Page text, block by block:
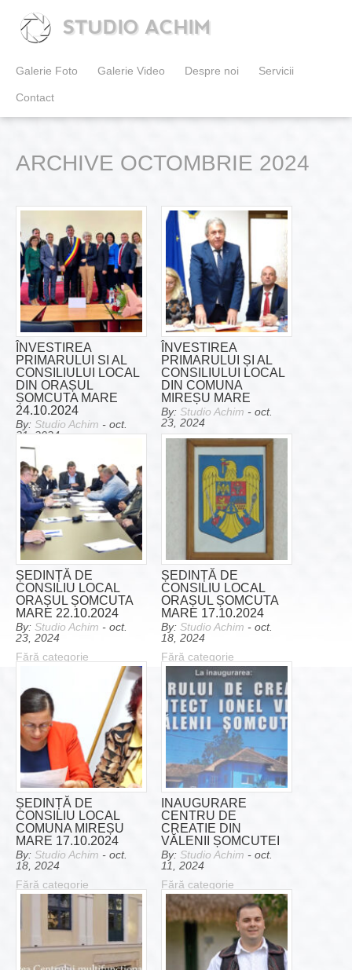
STUDIO ACHIM
Galerie Foto Galerie Video Despre noi Servicii
Contact
ARCHIVE OCTOMBRIE 2024
ÎNVESTIREA
PRIMARULUI SI AL
CONSILIULUI LOCAL
DIN ORAȘUL
ȘOMCUTA MARE
24.10.2024
By: Studio Achim - oct.
31, 2024
Fără categorie
ÎNVESTIREA
PRIMARULUI ȘI AL
CONSILIULUI LOCAL
DIN COMUNA
MIREȘU MARE
By: Studio Achim - oct.
23, 2024
Fără categorie
ȘEDINȚĂ DE
CONSILIU LOCAL
ORAȘUL ȘOMCUTA
MARE 22.10.2024
By: Studio Achim - oct.
23, 2024
Fără categorie
ȘEDINȚĂ DE
CONSILIU LOCAL
ORAȘUL ȘOMCUTA
MARE 17.10.2024
By: Studio Achim - oct.
18, 2024
Fără categorie
ȘEDINȚĂ DE
CONSILIU LOCAL
COMUNA MIREȘU
MARE 17.10.2024
By: Studio Achim - oct.
18, 2024
Fără categorie
INAUGURARE
CENTRU DE
CREATIE DIN
VĂLENII ȘOMCUTEI
By: Studio Achim - oct.
11, 2024
Fără categorie